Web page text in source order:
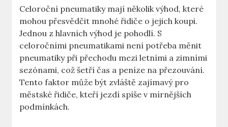
Celoroční pneumatiky mají několik výhod, které
mohou přesvědčit mnohé řidiče o jejich koupi.
Jednou z hlavních výhod je pohodlí. S
celoročními pneumatikami není potřeba měnit
pneumatiky při přechodu mezi letními a zimními
sezónami, což šetří čas a peníze na přezouvání.
Tento faktor může být zvláště zajímavý pro
městské řidiče, kteří jezdí spíše v mírnějších
podmínkách.